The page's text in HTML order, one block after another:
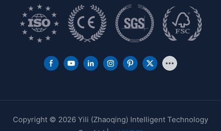
Copyright © 2026 Yili (Zhaoqing) Intelligent Technology